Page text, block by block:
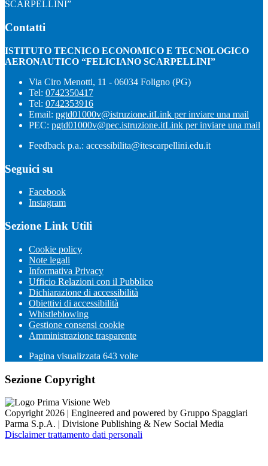
SCARPELLINI”
Contatti
ISTITUTO TECNICO ECONOMICO E TECNOLOGICO
AERONAUTICO “FELICIANO SCARPELLINI”
Via Ciro Menotti, 11 - 06034 Foligno (PG)
Tel: 0742350417
Tel: 0742353916
Email: pgtd01000v@istruzione.itLink per inviare una mail
PEC: pgtd01000v@pec.istruzione.itLink per inviare una mail
Feedback p.a.: accessibilita@itescarpellini.edu.it
Seguici su
Facebook
Instagram
Sezione Link Utili
Cookie policy
Note legali
Informativa Privacy
Ufficio Relazioni con il Pubblico
Dichiarazione di accessibilità
Obiettivi di accessibilità
Whistleblowing
Gestione consensi cookie
Amministrazione trasparente
Pagina visualizzata 643 volte
Sezione Copyright
Copyright 2026 | Engineered and powered by Gruppo Spaggiari
Parma S.p.A. | Divisione Publishing & New Social Media
Disclaimer trattamento dati personali